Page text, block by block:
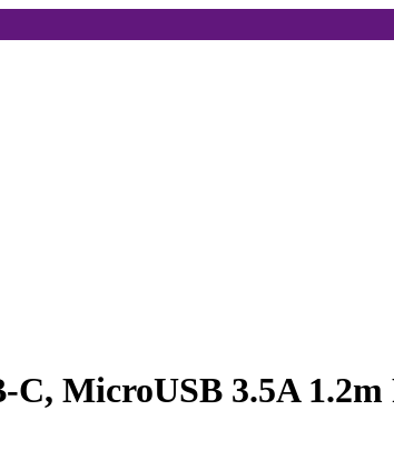
MicroUSB 3.5A 1.2m